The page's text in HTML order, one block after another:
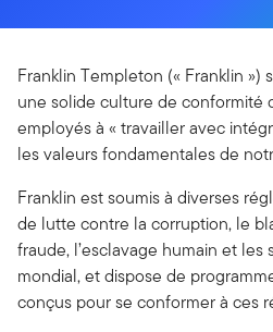
Franklin Templeton (« Franklin »)
une solide culture de conformité
employés à « travailler avec
les valeurs fondamentales de
Franklin est soumis à diverses
de lutte contre la corruption, le
fraude, l’esclavage humain et les
mondial, et dispose de
conçus pour se conformer à ces